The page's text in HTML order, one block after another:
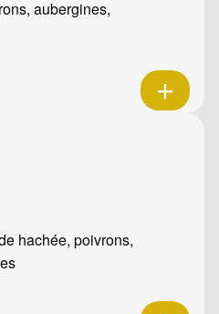
aubergines,
hachée, poivrons,